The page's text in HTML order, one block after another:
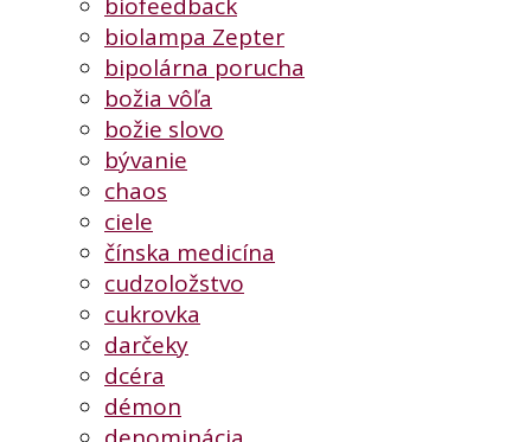
biolampa Zepter
bipolárna porucha
božia vôľa
božie slovo
bývanie
chaos
ciele
čínska medicína
cudzoložstvo
cukrovka
darčeky
dcéra
démon